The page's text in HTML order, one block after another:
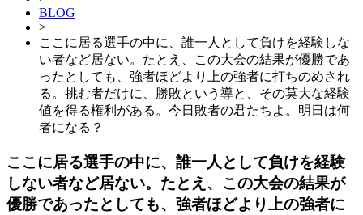
BLOG
>
ここに居る選手の中に、誰一人として負けを経験しな
い者など居ない。たとえ、この大会の結果が優勝であ
ったとしても、強者ほどより上の強者に打ちのめされ
る。挑む者だけに、勝敗という導と、その莫大な経験
値を得る権利がある。今日敗者の君たちよ。明日は何
者になる？
ここに居る選手の中に、誰一人として負けを経験
しない者など居ない。たとえ、この大会の結果が
優勝であったとしても、強者ほどより上の強者に